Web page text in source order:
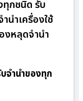
ทุกชนิด รับ
นำเครื่องใช้
งหลุดจำนำ
จำนำของทุก